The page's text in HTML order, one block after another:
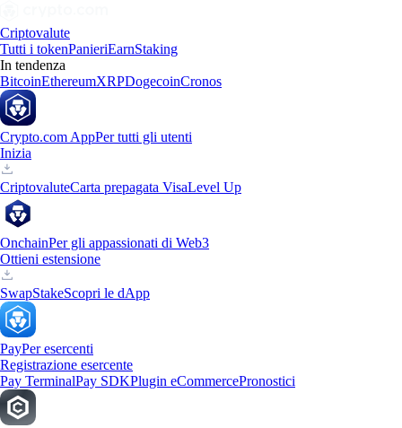
Criptovalute
Tutti i tokenPanieriEarnStaking
In tendenza
BitcoinEthereumXRPDogecoinCronos
Crypto.com AppPer tutti gli utenti
Inizia
CriptovaluteCarta prepagata VisaLevel Up
OnchainPer gli appassionati di Web3
Ottieni estensione
SwapStakeScopri le dApp
PayPer esercenti
Registrazione esercente
Pay TerminalPay SDKPlugin eCommercePronostici